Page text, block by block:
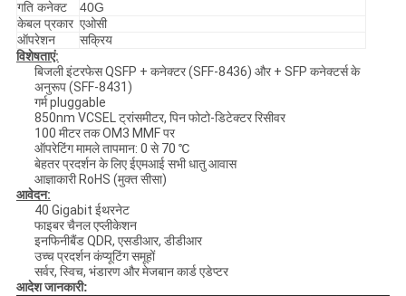
गति कनेक्ट
40G
केबल प्रकार एओसी
ऑपरेशन
सक्रिय
विशेषताएं:
बिजली इंटरफेस QSFP + कनेक्टर (SFF-8436) और + SFP कनेक्टर्स के
अनुरूप (SFF-8431)
गर्म pluggable
850nm VCSEL ट्रांसमीटर, पिन फोटो-डिटेक्टर रिसीवर
100 मीटर तक OM3 MMF पर
ऑपरेटिंग मामले तापमान: 0 से 70 ℃
बेहतर प्रदर्शन के लिए ईएमआई सभी धातु आवास
आज्ञाकारी RoHS (मुक्त सीसा)
आवेदन:
40 Gigabit ईथरनेट
फाइबर चैनल एप्लीकेशन
इनफिनीबैंड QDR, एसडीआर, डीडीआर
उच्च प्रदर्शन कंप्यूटिंग समूहों
सर्वर, स्विच, भंडारण और मेजबान कार्ड एडेप्टर
आदेशजानकारी: